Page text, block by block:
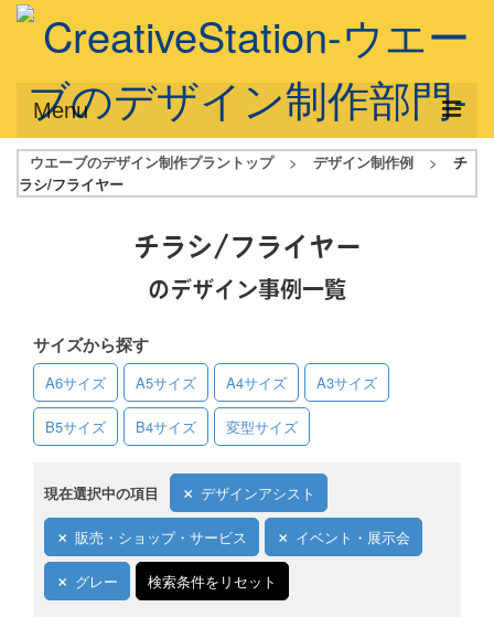
Menu
サービス概要
デザインアシスト
フルデザイン
データ修正
写真からイラスト作成
デザイン制作例
ご利用料金
ご利用ガイド
ご利用の流れ
ウエーブのデザイン制作プラントップ > デザイン制作例 >
チ
ラシ/フライヤー
チラシ/フライヤー
のデザイン事例一覧
サイズから探す
A6サイズ A5サイズ A4サイズ A3サイズ
B5サイズ B4サイズ 変型サイズ
現在選択中の項目 デザインアシスト
販売・ショップ・サービス イベント・展示会
グレー 検索条件をリセット